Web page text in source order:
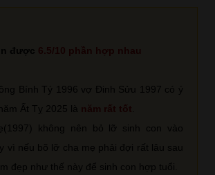
được 6.5/10 phần hợp nhau
Bính Tý 1996 vợ Đinh Sửu 1997 có ý
Ất Tỵ 2025 là năm rất tốt
không nên bỏ lỡ sinh con vào
vì nếu bõ lỡ cha mẹ phải đợi rất lâu sau
đẹp như thế này để sinh con hợp tuổi.